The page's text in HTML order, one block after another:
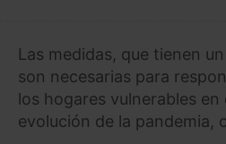
Las medidas, que tienen
son necesarias para
los hogares vulnerables
evolución de la pandemia,